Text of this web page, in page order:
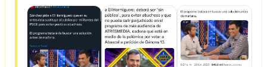
Translate Tweet 20:27 26/6/23 from Earth · 30,9K Views
Tweet your reply • (10 HORM GUERO ... K